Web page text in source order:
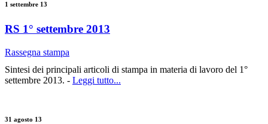
1 settembre 13
RS 1° settembre 2013
Rassegna stampa
Sintesi dei principali articoli di stampa in materia di lavoro del 1°
settembre 2013. - Leggi tutto...
31 agosto 13